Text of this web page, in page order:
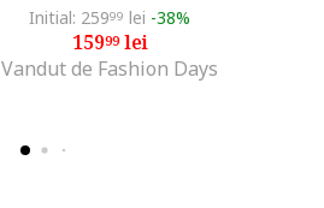
Initial: 25999 lei -38%
15999lei
Vandut de Fashion Days